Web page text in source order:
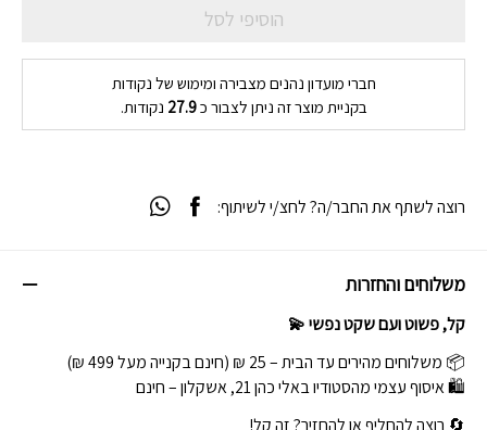
הוסיפי לסל
חברי מועדון נהנים מצבירה ומימוש של נקודות
בקניית מוצר זה ניתן לצבור כ27.9 נקודות.
משלוחים והחזרות
קל, פשוט ועם שקט נפשי 💫
📦 משלוחים מהירים עד הבית – 25 ₪ (חינם בקנייה מעל 499 ₪)
🛍 איסוף עצמי מהסטודיו באלי כהן 21, אשקלון – חינם
🔄 רוצה להחליף או להחזיר? זה קל!
רוצה לשתף את החבר/ה? לחצ/י לשיתוף: